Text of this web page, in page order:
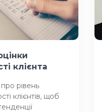
клієнта
рівень
клієнтів, щоб